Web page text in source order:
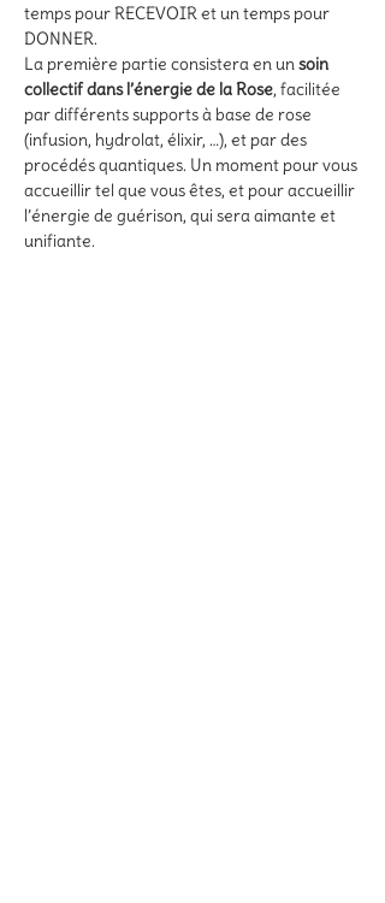
temps pour RECEVOIR et un temps pour
DONNER.
La première partie consistera en un soin
collectif dans l’énergie de la Rose, facilitée
par différents supports à base de rose
(infusion, hydrolat, élixir, …), et par des
procédés quantiques. Un moment pour vous
accueillir tel que vous êtes, et pour accueillir
l’énergie de guérison, qui sera aimante et
unifiante.